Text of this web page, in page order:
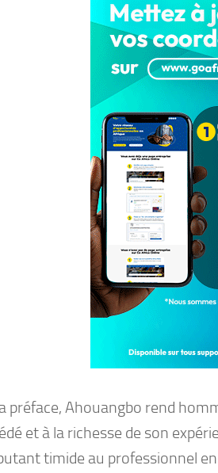
préface, Ahouangbo rend
et à la richesse de son
timide au professionnel